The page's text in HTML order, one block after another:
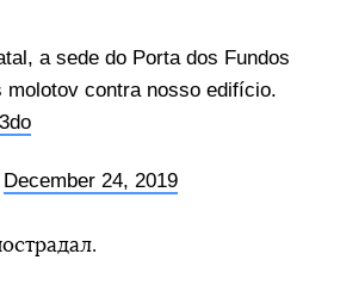
a sede do Porta dos Fundos
contra nosso edifício.
December 24, 2019